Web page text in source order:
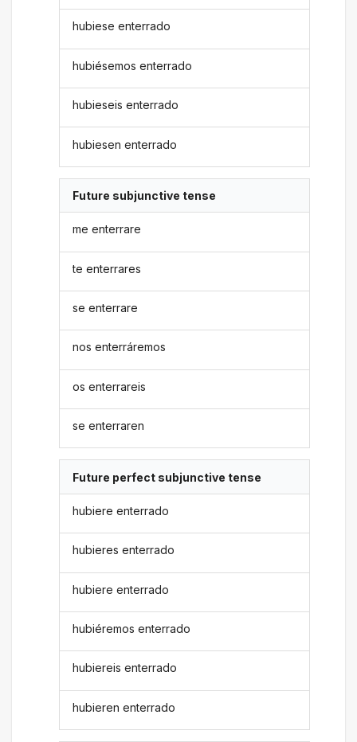
hubiese enterrado
hubiésemos enterrado
hubieseis enterrado
hubiesen enterrado
Future subjunctive tense
me enterrare
te enterrares
se enterrare
nos enterráremos
os enterrareis
se enterraren
Future perfect subjunctive tense
hubiere enterrado
hubieres enterrado
hubiere enterrado
hubiéremos enterrado
hubiereis enterrado
hubieren enterrado